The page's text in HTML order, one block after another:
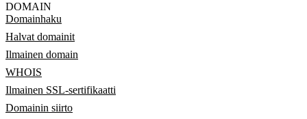
DOMAIN
Domainhaku
Halvat domainit
Ilmainen domain
WHOIS
Ilmainen SSL-sertifikaatti
Domainin siirto